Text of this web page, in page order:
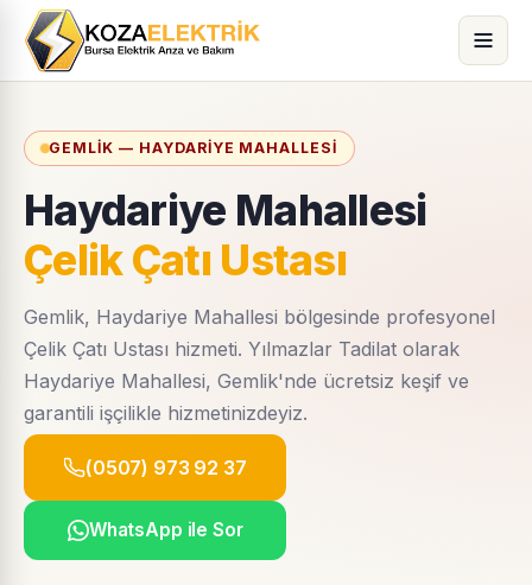
GEMLIK — HAYDARIYE MAHALLESI
Haydariye Mahallesi
Çelik Çatı Ustası
Gemlik, Haydariye Mahallesi bölgesinde profesyonel
Çelik Çatı Ustası hizmeti. Yılmazlar Tadilat olarak
Haydariye Mahallesi, Gemlik'nde ücretsiz keşif ve
garantili işçilikle hizmetinizdeyiz.
(0507) 973 92 37
WhatsApp ile Sor